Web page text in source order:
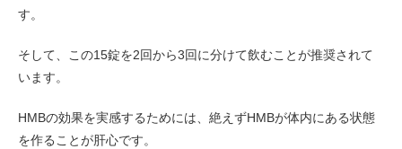
す。
そして、この15錠を2回から3回に分けて飲むことが推奨されて
います。
HMBの効果を実感するためには、絶えずHMBが体内にある状態
を作ることが肝心です。